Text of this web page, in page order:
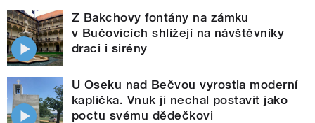
Z Bakchovy fontány na zámku
v Bučovicích shlížejí na návštěvníky
draci i sirény
U Oseku nad Bečvou vyrostla moderní
kaplička. Vnuk ji nechal postavit jako
poctu svému dědečkovi